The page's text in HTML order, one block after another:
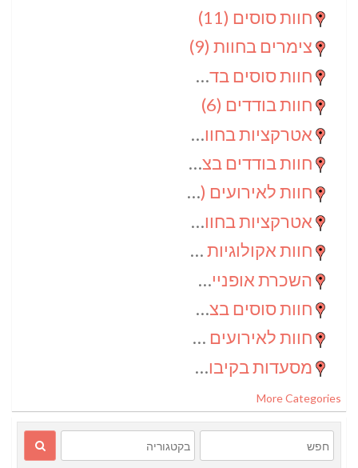
חוות סוסים (11)
צימרים בחוות (9)
חוות סוסים בדרום
חוות בודדים (6)
אטרקציות בחוות
חוות בודדים בצפון
חוות לאירועים (4)
אטרקציות בחוות בדרום
חוות אקולוגיות(2)
השכרת אופניים
חוות סוסים בצפון
חוות לאירועים בדרום
מסעדות בקיבוצים
More Categories